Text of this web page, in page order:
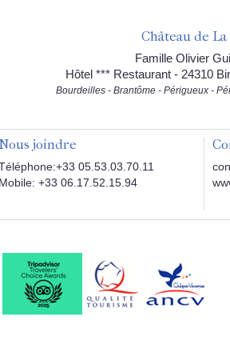
Château de La
Famille Olivier
Hôtel *** Restaurant - 24310
Bourdeilles - Brantôme - Périgueux -
joindre
05.53.03.70.11
Mobile: +33 06.17.52.15.94